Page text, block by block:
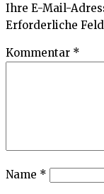
Ihre E-Mail-
Erforderliche
Kommentar *
Name *